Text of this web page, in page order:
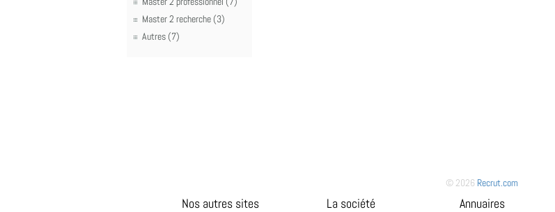
Master 2 recherche (3)
Autres (7)
© 2026 Recrut.com
Nos autres sites La société Annuaires